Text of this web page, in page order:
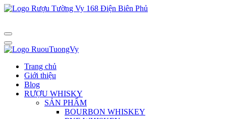
Trang chủ
Giới thiệu
Blog
RƯỢU WHISKY
SẢN PHẨM
BOURBON WHISKEY